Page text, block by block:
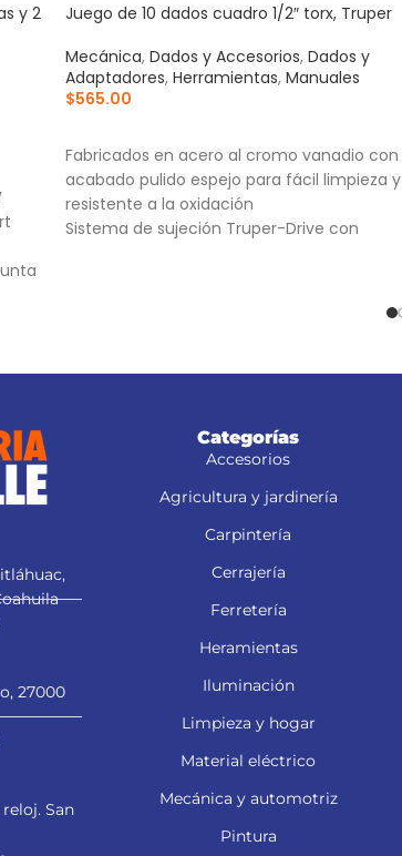
y 2
Juego de 10 dados cuadro 1/2″ torx, Truper
Mecánica, Dados y Accesorios, Dados y
Adaptadores, Herramientas, Manuales
$565.00
Fabricados en acero al cromo vanadio con
acabado pulido espejo para fácil limpieza y
resistente a la oxidación
Sistema de sujeción Truper-Drive con
27000
San
Categorías
Accesorios
Agricultura y jardinería
Carpintería
Cerrajería
Ferretería
Heramientas
Iluminación
Limpieza y hogar
Material eléctrico
Mecánica y automotriz
Pintura